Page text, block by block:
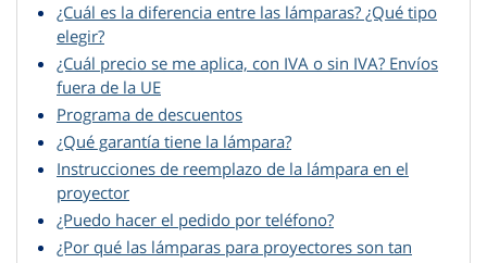
¿Cuál es la diferencia entre las lámparas? ¿Qué tipo
elegir?
¿Cuál precio se me aplica, con IVA o sin IVA? Envíos
fuera de la UE
Programa de descuentos
¿Qué garantía tiene la lámpara?
Instrucciones de reemplazo de la lámpara en el
proyector
¿Puedo hacer el pedido por teléfono?
¿Por qué las lámparas para proyectores son tan